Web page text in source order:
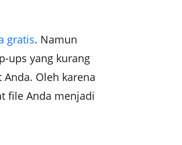
gratis. Namun
ups yang kurang
Oleh karena
file Anda menjadi